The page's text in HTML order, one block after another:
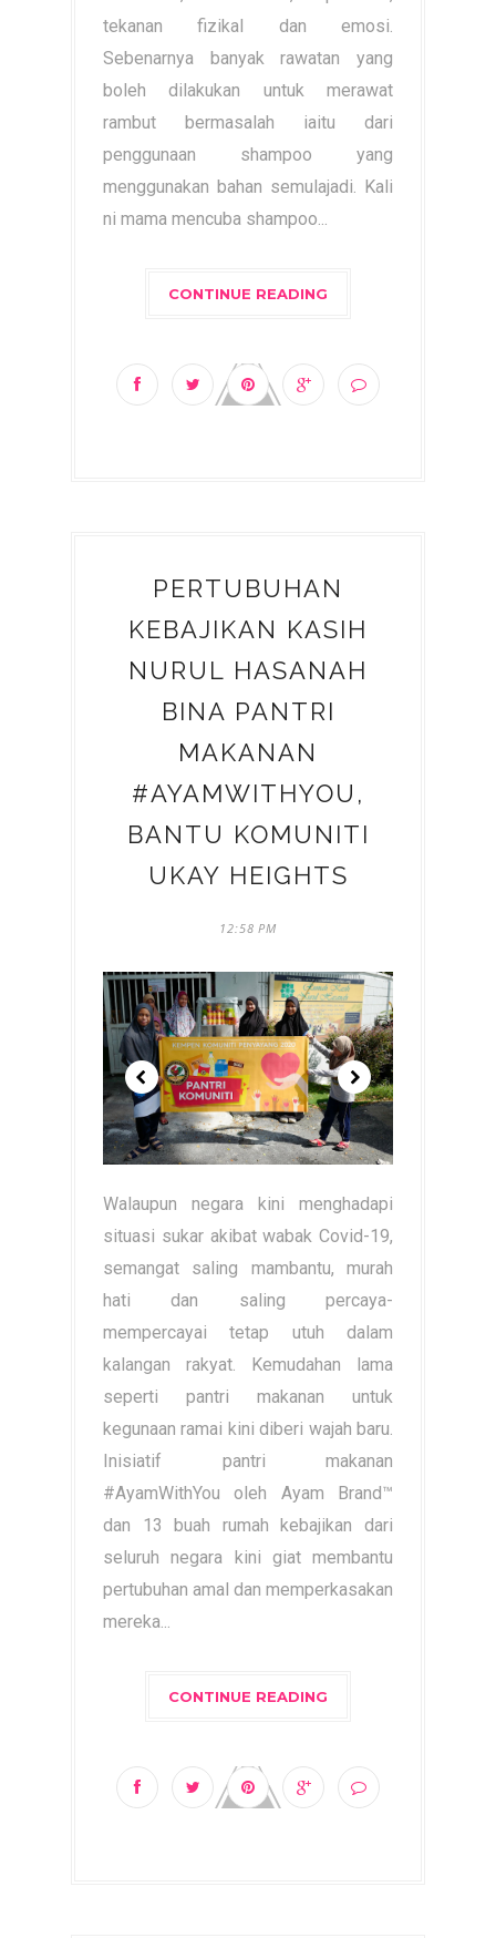
tekanan fizikal dan emosi.
Sebenarnya banyak rawatan yang
boleh dilakukan untuk merawat
rambut bermasalah iaitu dari
penggunaan shampoo yang
menggunakan bahan semulajadi. Kali
ni mama mencuba shampoo...
CONTINUE READING
PERTUBUHAN
KEBAJIKAN KASIH
NURUL HASANAH
BINA PANTRI
MAKANAN
#AYAMWITHYOU,
BANTU KOMUNITI
UKAY HEIGHTS
12:58 PM
Walaupun negara kini menghadapi
situasi sukar akibat wabak Covid-19,
semangat saling mambantu, murah
hati dan saling percaya-
mempercayai tetap utuh dalam
kalangan rakyat. Kemudahan lama
seperti pantri makanan untuk
kegunaan ramai kini diberi wajah baru.
Inisiatif pantri makanan
#AyamWithYou oleh Ayam Brand™
dan 13 buah rumah kebajikan dari
seluruh negara kini giat membantu
pertubuhan amal dan memperkasakan
mereka...
CONTINUE READING